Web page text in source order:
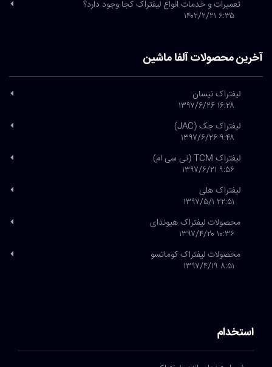
تعمیرات و خدمات انواع لیفتراک کجا وجود دارد؟
۶:۳۵ ۱۴۰۲/۲/۲۱
آخرین محصولات آلفا ماشین
لیفتراک نیسان
۱۶:۲۸ ۱۳۹۷/۶/۲۶
لیفتراک جک (JAC)
۹:۴۸ ۱۳۹۷/۶/۲۶
لیفتراک TCM (تی سی ام)
۹:۵۶ ۱۳۹۷/۶/۲۱
لیفتراک هلی
۲۲:۵۱ ۱۳۹۷/۵/۱
محصولات لیفتراک هیوندای
۱۰:۳۶ ۱۳۹۷/۴/۲۰
محصولات لیفتراک کوماتسو
۸:۵۱ ۱۳۹۷/۴/۱۹
استخدام